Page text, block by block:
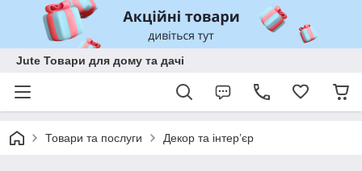
Jute Товари для дому та дачі
Товари та послуги Декор та інтер’єр